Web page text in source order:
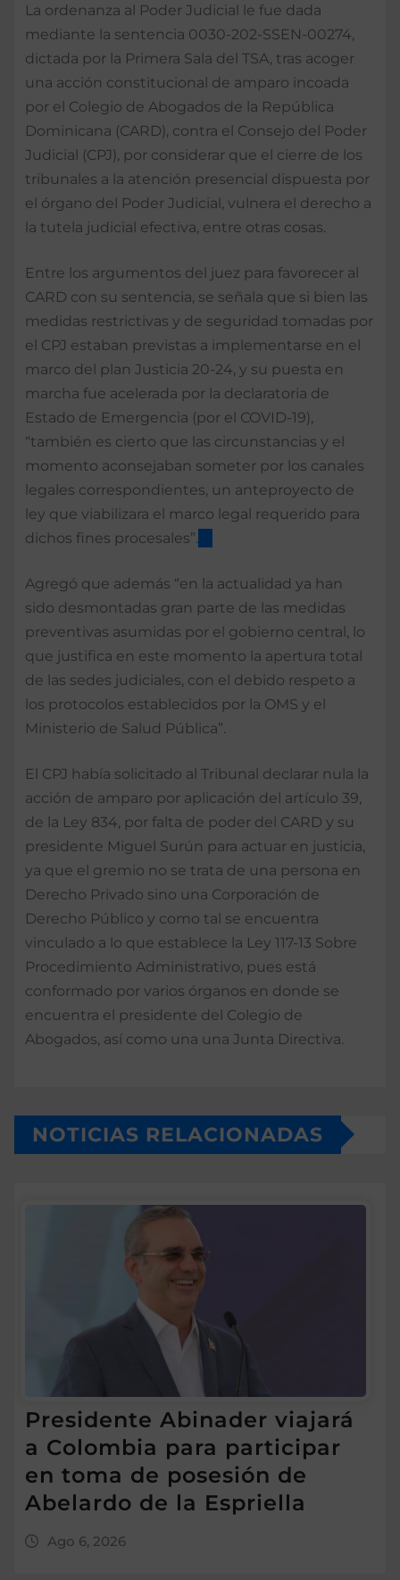
La ordenanza al Poder Judicial le fue dada
mediante la sentencia 0030-202-SSEN-00274,
dictada por la Primera Sala del TSA, tras acoger
una acción constitucional de amparo incoada
por el Colegio de Abogados de la República
Dominicana (CARD), contra el Consejo del Poder
Judicial (CPJ), por considerar que el cierre de los
tribunales a la atención presencial dispuesta por
el órgano del Poder Judicial, vulnera el derecho a
la tutela judicial efectiva, entre otras cosas.
Entre los argumentos del juez para favorecer al
CARD con su sentencia, se señala que si bien las
medidas restrictivas y de seguridad tomadas por
el CPJ estaban previstas a implementarse en el
marco del plan Justicia 20-24, y su puesta en
marcha fue acelerada por la declaratoria de
Estado de Emergencia (por el COVID-19),
“también es cierto que las circunstancias y el
momento aconsejaban someter por los canales
legales correspondientes, un anteproyecto de
ley que viabilizara el marco legal requerido para
dichos fines procesales”.
Agregó que además “en la actualidad ya han
sido desmontadas gran parte de las medidas
preventivas asumidas por el gobierno central, lo
que justifica en este momento la apertura total
de las sedes judiciales, con el debido respeto a
los protocolos establecidos por la OMS y el
Ministerio de Salud Pública”.
El CPJ había solicitado al Tribunal declarar nula la
acción de amparo por aplicación del artículo 39,
de la Ley 834, por falta de poder del CARD y su
presidente Miguel Surún para actuar en justicia,
ya que el gremio no se trata de una persona en
Derecho Privado sino una Corporación de
Derecho Público y como tal se encuentra
vinculado a lo que establece la Ley 117-13 Sobre
Procedimiento Administrativo, pues está
conformado por varios órganos en donde se
encuentra el presidente del Colegio de
Abogados, así como una una Junta Directiva.
NOTICIAS RELACIONADAS
Presidente Abinader viajará
a Colombia para participar
en toma de posesión de
Abelardo de la Espriella
Ago 6, 2026